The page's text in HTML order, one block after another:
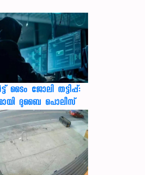
ടൈം ജോലി തട്ടിപ്പ്:
ദുബൈ പൊലീസ്